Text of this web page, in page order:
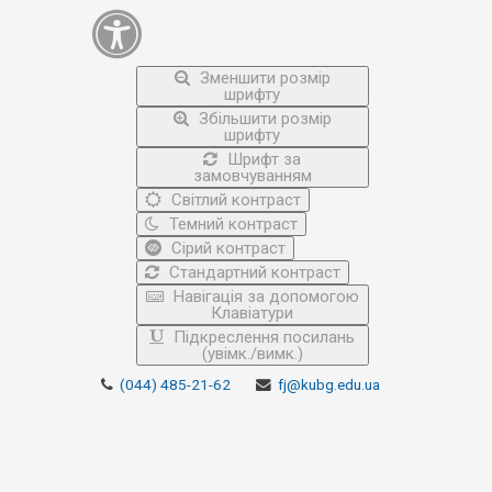
Зменшити розмір
шрифту
Збільшити розмір
шрифту
Шрифт за
замовчуванням
Світлий контраст
Темний контраст
Сірий контраст
Стандартний контраст
Навігація за допомогою
Клавіатури
Підкреслення посилань
(увімк./вимк.)
(044) 485-21-62 fj@kubg.edu.ua